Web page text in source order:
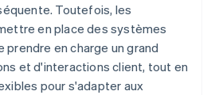
Toutefois, les
en place des systèmes
en charge un grand
et d'interactions client, tout en
pour s'adapter aux